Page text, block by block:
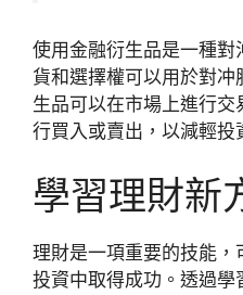
使用金融衍生品是一種對
貨和選擇權可以用於對
生品可以在市場上進行
行買入或賣出，以減輕投
學習理財新
理財是一項重要的技能
投資中取得成功。透過